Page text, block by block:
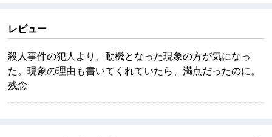
レビュー
殺人事件の犯人より、動機となった現象の方が気になっ
た。現象の理由も書いてくれていたら、満点だったのに。
残念